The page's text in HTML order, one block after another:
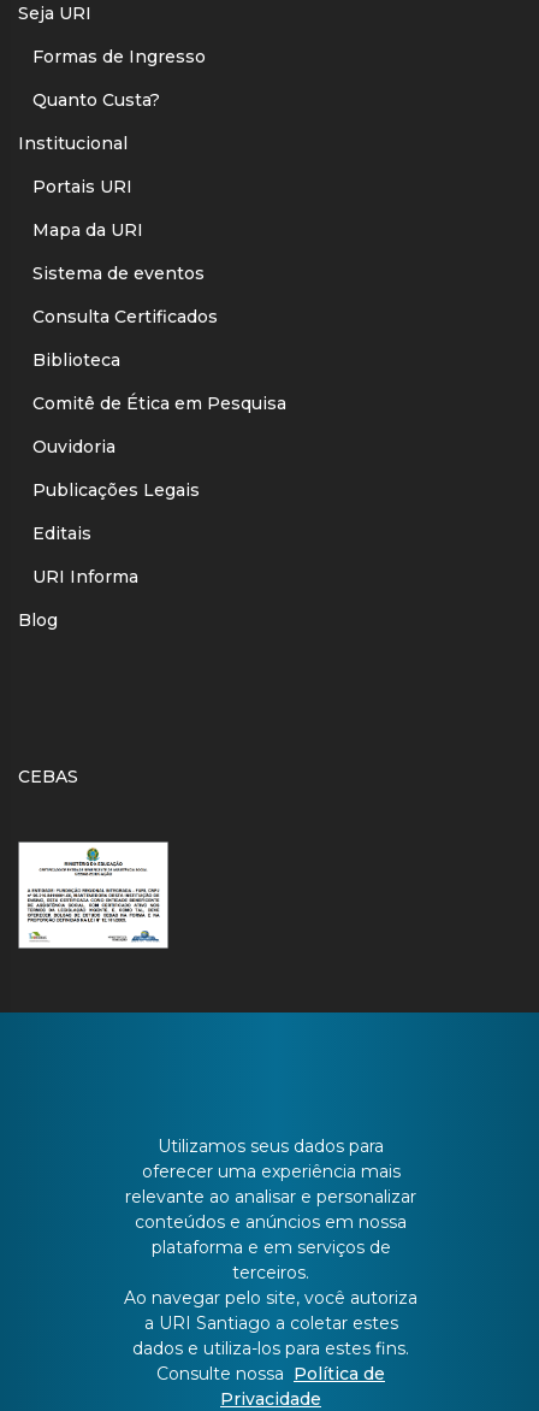
Seja URI
Formas de Ingresso
Quanto Custa?
Institucional
Portais URI
Mapa da URI
Sistema de eventos
Consulta Certificados
Biblioteca
Comitê de Ética em Pesquisa
Ouvidoria
Publicações Legais
Editais
URI Informa
Blog
CEBAS
Batista Bonoto Sobrinho, 733
55 3251-3151
atendimento@urisantiago.br
Utilizamos seus dados para
oferecer uma experiência mais
relevante ao analisar e personalizar
conteúdos e anúncios em nossa
plataforma e em serviços de
terceiros.
Ao navegar pelo site, você autoriza
a URI Santiago a coletar estes
dados e utiliza-los para estes fins.
Consulte nossa Política de
Privacidade